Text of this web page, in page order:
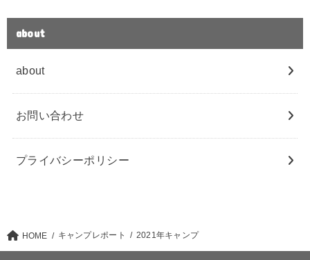
about
about
お問い合わせ
プライバシーポリシー
HOME キャンプレポート 2021年キャンプ